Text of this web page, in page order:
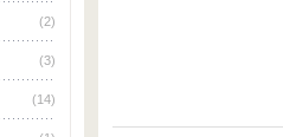
(2)
(3)
(14)